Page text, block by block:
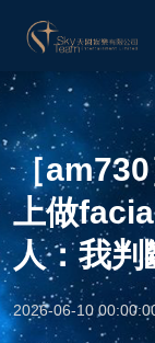
［
上做
人：我
2026-06-10